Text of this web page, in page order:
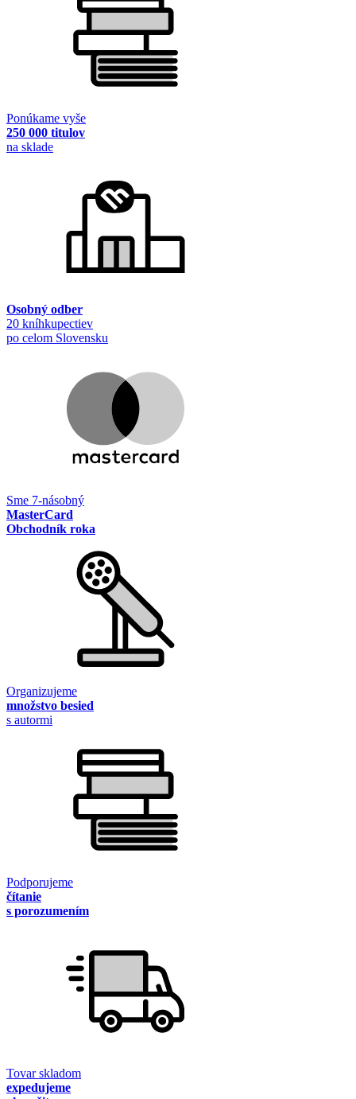
Ponúkame vyše
250 000 titulov
na sklade
Osobný odber
20 kníhkupectiev
po celom Slovensku
Sme 7-násobný
MasterCard
Obchodník roka
Organizujeme
množstvo besied
s autormi
Podporujeme
čítanie
s porozumením
Tovar skladom
expedujeme